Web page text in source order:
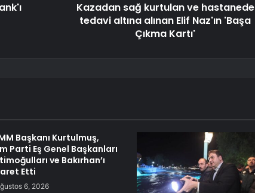
Kazadan sağ kurtulan ve hastanede
tedavi altına alınan Elif Naz'ın 'Başa
Çıkma Kartı'
Başkanı Kurtulmuş,
Parti Eş Genel Başkanları
ve Bakırhan’ı
Etti
6, 2026